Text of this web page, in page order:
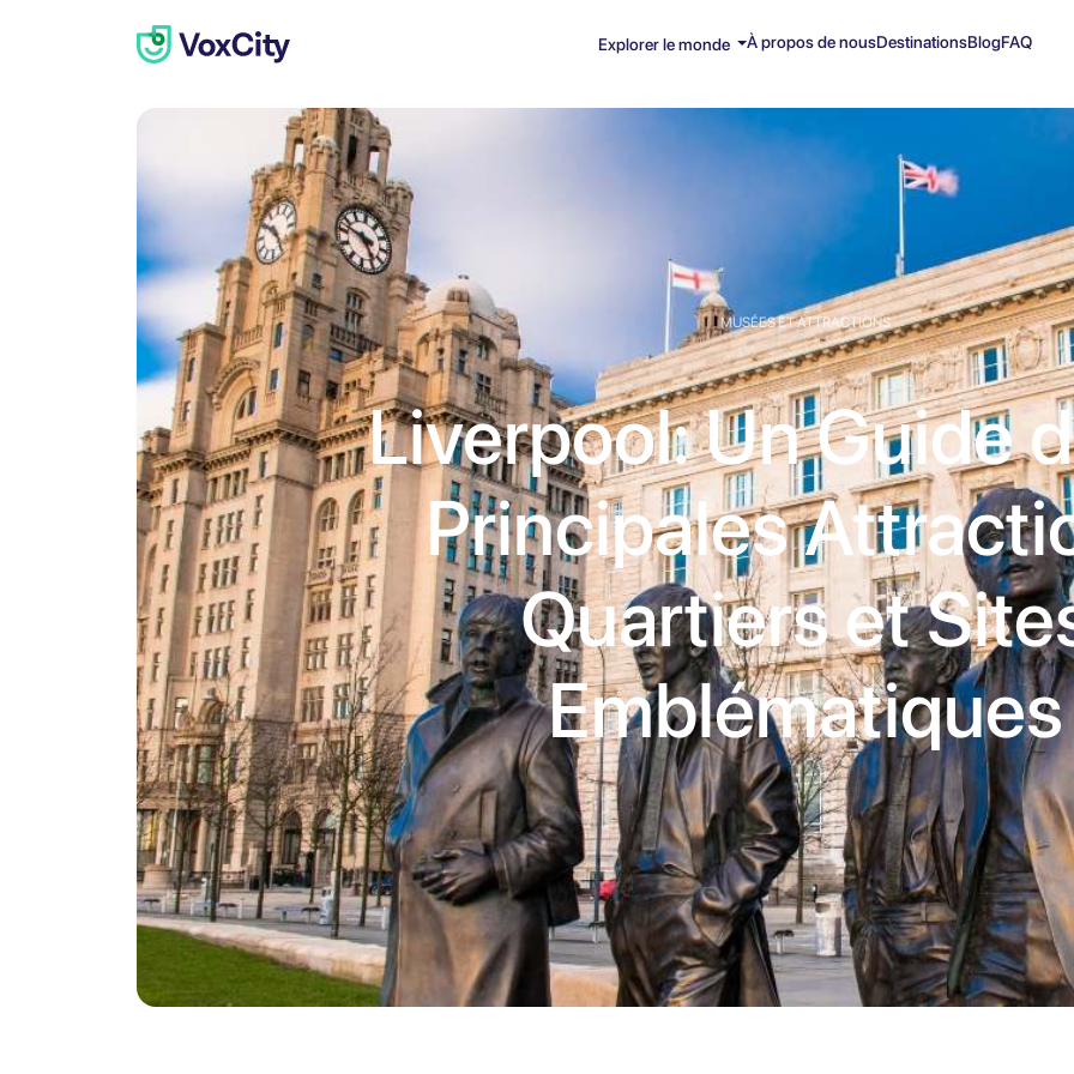
Explorer le monde À propos de nousDestinationsBlogFAQ
MUSÉES ET ATTRACTIONS
Liverpool: Un Guide
Principales
Quartiers et
Emblématiques